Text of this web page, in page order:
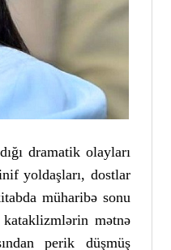
dramatik olayları
yoldaşları, dostlar
müharibə sonu
kataklizmlərin mətnə
perik düşmüş